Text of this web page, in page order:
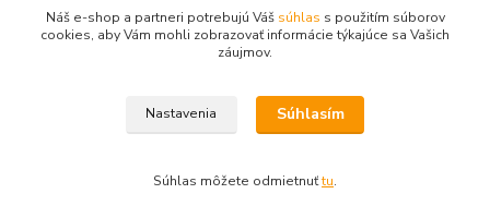
info@karavanshopliptov.sk
Náš e-shop a partneri potrebujú Váš súhlas s použitím súborov
cookies, aby Vám mohli zobrazovať informácie týkajúce sa Vašich
záujmov.
Nastavenia Súhlasím
Súhlas môžete odmietnuťtu.